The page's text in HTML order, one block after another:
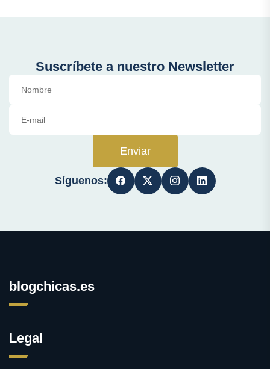
Suscríbete a nuestro Newsletter
Enviar
Síguenos:
blogchicas.es
Legal